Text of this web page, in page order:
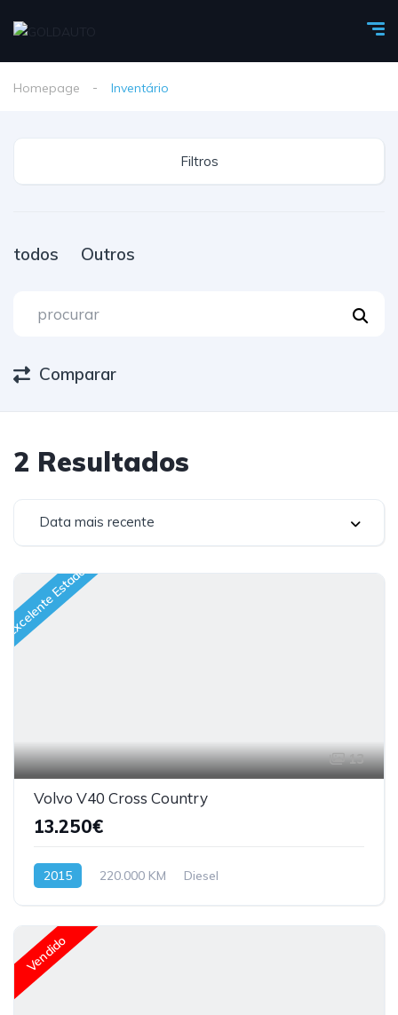
Homepage Inventário
Filtros
todos Outros
Comparar
2 Resultados
Data mais recente
Excelente Estado
13
Volvo V40 Cross Country
13.250€
2015 220.000 KM Diesel
Vendido